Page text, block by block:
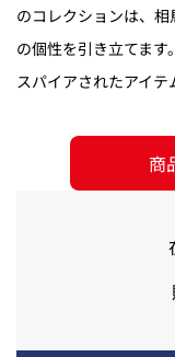
のコレクションは、
の個性を引き立てま
スパイアされたアイテ
商